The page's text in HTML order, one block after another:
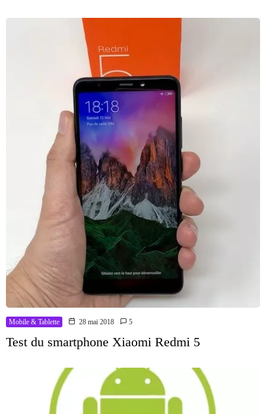
Mobile & Tablette 28 mai 2018 5
Test du smartphone Xiaomi Redmi 5